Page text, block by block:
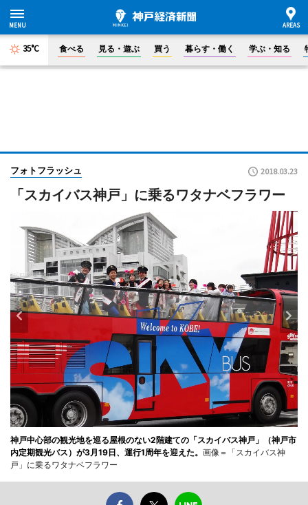
35°C 食べる 見る・遊ぶ 買う 暮らす・働く 学ぶ・知る
フォトフラッシュ 2018.03.23
「スカイバス神戸」に乗るワタナベフラワー
神戸中心部の観光地を巡る屋根のない2階建ての「スカイバス神戸」（神戸市
内定期観光バス）が3月19日、運行1周年を迎えた。 画像＝「スカイバス神
戸」に乗るワタナベフラワー